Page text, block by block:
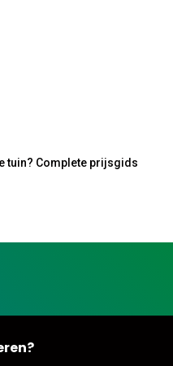
tuin? Complete prijsgids